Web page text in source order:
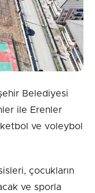
Belediyesi
ile Erenler
ve voleybol
çocukların
ve sporla